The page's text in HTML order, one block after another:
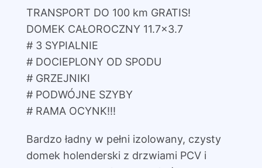
TRANSPORT DO 100 km GRATIS!
DOMEK CAŁOROCZNY 11.7×3.7
# 3 SYPIALNIE
# DOCIEPLONY OD SPODU
# GRZEJNIKI
# PODWÓJNE SZYBY
# RAMA OCYNK!!!
Bardzo ładny w pełni izolowany, czysty
domek holenderski z drzwiami PCV i